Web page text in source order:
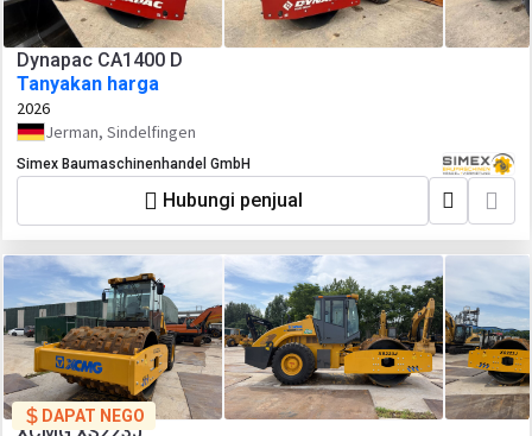
Dynapac CA1400 D
Tanyakan harga
2026
Jerman, Sindelfingen
Simex Baumaschinenhandel GmbH
Hubungi penjual
DAPAT NEGO